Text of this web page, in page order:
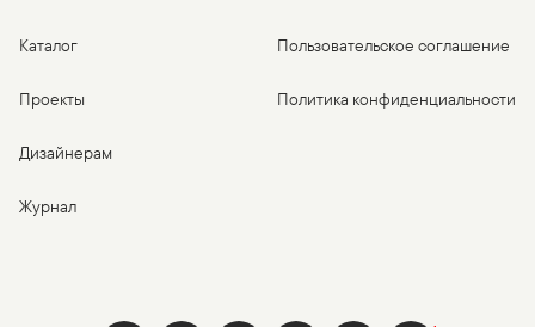
Каталог
Проекты
Дизайнерам
Журнал
Пользовательское соглашение
Политика конфиденциальности